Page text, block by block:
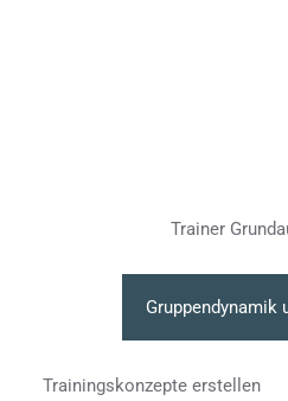
Trainer
Gruppendynamik
Trainingskonzepte erstellen